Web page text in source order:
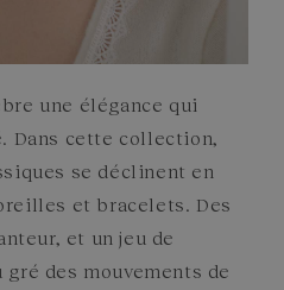
une élégance qui
cette collection,
se déclinent en
et bracelets. Des
et un jeu de
des mouvements de